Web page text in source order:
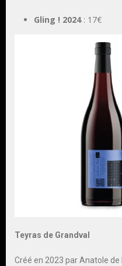
Gling ! 2024: 17€
Teyras de Grandval
Créé en 2023 par Anatole de